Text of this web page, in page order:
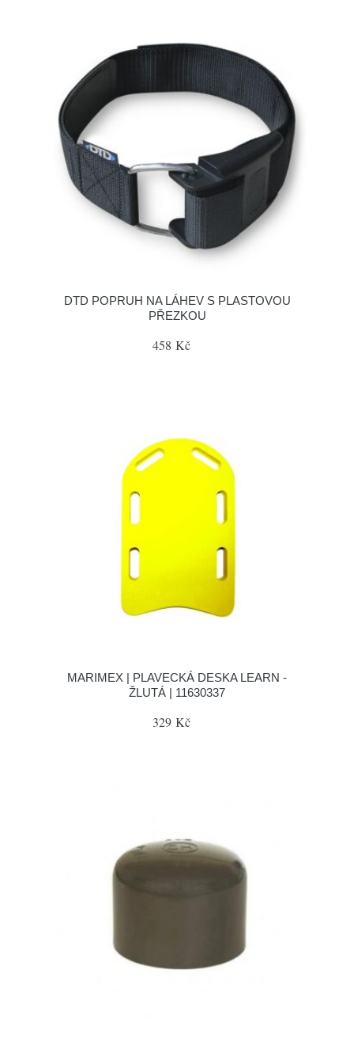
DTD POPRUH NA LÁHEV S PLASTOVOU
PŘEZKOU
458 Kč
MARIMEX | PLAVECKÁ DESKA LEARN -
ŽLUTÁ | 11630337
329 Kč